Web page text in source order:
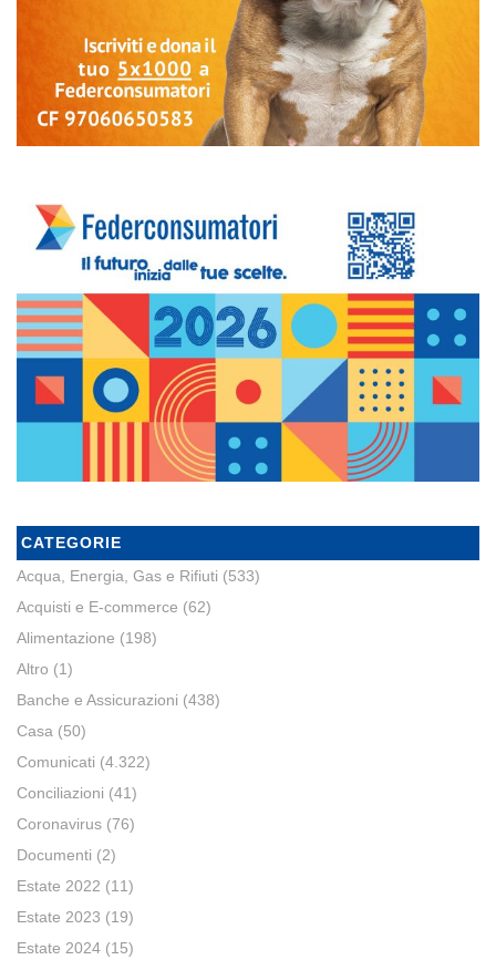
CATEGORIE
Acqua, Energia, Gas e Rifiuti (533)
Acquisti e E-commerce (62)
Alimentazione (198)
Altro (1)
Banche e Assicurazioni (438)
Casa (50)
Comunicati (4.322)
Conciliazioni (41)
Coronavirus (76)
Documenti (2)
Estate 2022 (11)
Estate 2023 (19)
Estate 2024 (15)